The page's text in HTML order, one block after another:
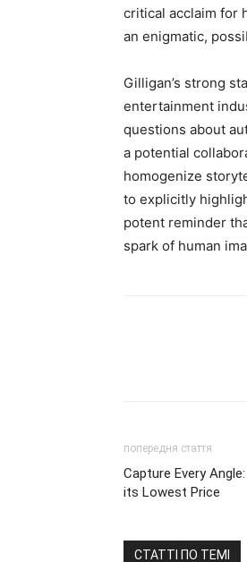
critical acclaim for
an enigmatic,
Gilligan’s strong
entertainment
questions about
a potential
homogenize
to explicitly
potent reminder
spark of human
попередня стаття
Capture Every
its Lowest Price
СТАТТІ ПО ТЕМІ